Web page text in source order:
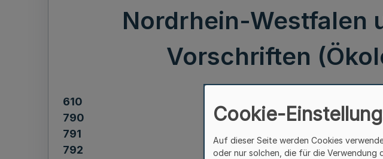
Nordrhein-Westfalen
Vorschriften
610
790
791
792
Cookie-
Auf dieser Seite werden Cookies
oder nur solchen, die für die Verwendung